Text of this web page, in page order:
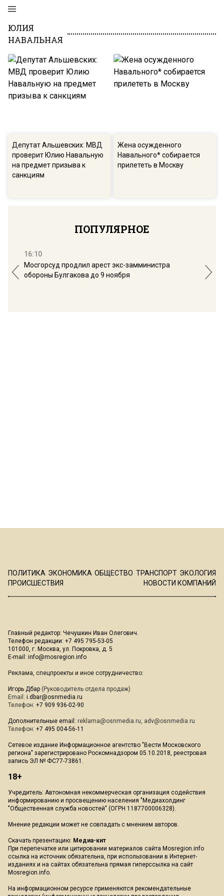
ЮЛИЯ
НАВАЛЬНАЯ
Депутат Альшевских: МВД
проверит Юлию Навальную
на предмет призыва к
санкциям
Жена осужденного
Навального* собирается
прилететь в Москву
ПОПУЛЯРНОЕ
16:10
Мосгорсуд продлил арест экс-замминистра
обороны Булгакова до 9 ноября
ПОЛИТИКА ЭКОНОМИКА ОБЩЕСТВО ТРАНСПОРТ ЭКОЛОГИЯ
ПРОИСШЕСТВИЯ
НОВОСТИ КОМПАНИЙ
Главный редактор: Чечушкин Иван Олегович.
Телефон редакции: +7 495 795-53-05
101000, г. Москва, ул. Покровка, д. 5
E-mail: info@mosregion.info
Реклама, спецпроекты и иное сотрудничество:
Игорь Дбар (Руководитель отдела продаж)
Email: i.dbar@osnmedia.ru
Телефон: +7 909 936-02-90
Дополнительные email: reklama@osnmedia.ru, adv@osnmedia.ru
Телефон: +7 495 004-56-11
Сетевое издание Информационное агентство "Вести Московского
региона" зарегистрировано Роскомнадзором 05.10.2018, реестровая
запись ЭЛ № ФС77-73861.
18+
Учредитель: Автономная некоммерческая организация содействия
информированию и просвещению населения "Медиахолдинг
"Общественная служба новостей" (ОГРН 1187700006328).
Мнение редакции может не совпадать с мнением авторов.
Скачать презентацию: Медиа-кит
При перепечатке или цитировании материалов сайта Mosregion.info
ссылка на источник обязательна, при использовании в Интернет-
изданиях и на сайтах обязательна прямая гиперссылка на сайт
Mosregion.info.
На информационном ресурсе применяются рекомендательные